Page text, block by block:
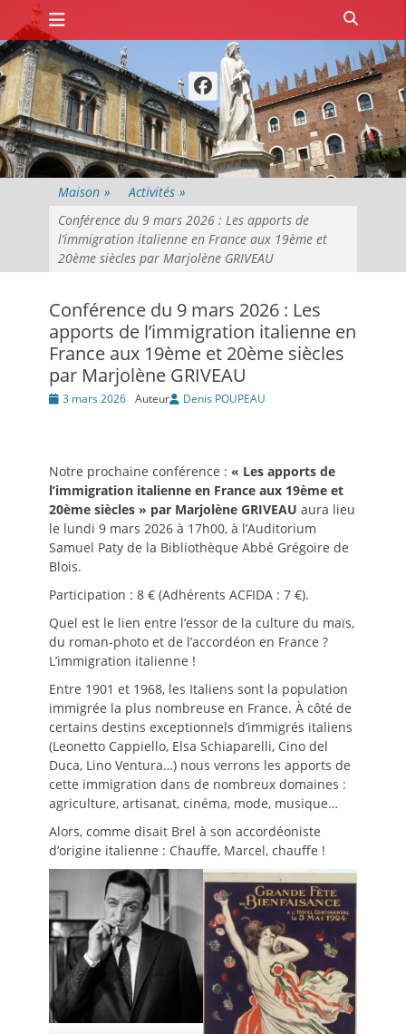
Passer
au
contenu
Premier menu
Facebook
Maison » Activités »
Conférence du 9 mars 2026 : Les apports de
l’immigration italienne en France aux 19ème et
20ème siècles par Marjolène GRIVEAU
Conférence du 9 mars 2026 : Les
apports de l’immigration italienne en
France aux 19ème et 20ème siècles
par Marjolène GRIVEAU
Posté3 mars 2026 Auteur Denis POUPEAU
Notre prochaine conférence : « Les apports de
l’immigration italienne en France aux 19ème et
20ème siècles » par Marjolène GRIVEAU aura lieu
le lundi 9 mars 2026 à 17h00, à l’Auditorium
Samuel Paty de la Bibliothèque Abbé Grégoire de
Blois.
Participation : 8 € (Adhérents ACFIDA : 7 €).
Quel est le lien entre l’essor de la culture du maïs,
du roman-photo et de l’accordéon en France ?
L’immigration italienne !
Entre 1901 et 1968, les Italiens sont la population
immigrée la plus nombreuse en France. À côté de
certains destins exceptionnels d’immigrés italiens
(Leonetto Cappiello, Elsa Schiaparelli, Cino del
Duca, Lino Ventura…) nous verrons les apports de
cette immigration dans de nombreux domaines :
agriculture, artisanat, cinéma, mode, musique…
Alors, comme disait Brel à son accordéoniste
d’origine italienne : Chauffe, Marcel, chauffe !